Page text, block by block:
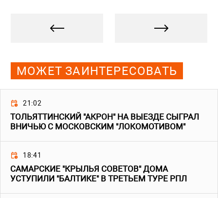
МОЖЕТ ЗАИНТЕРЕСОВАТЬ
21:02
ТОЛЬЯТТИНСКИЙ "АКРОН" НА ВЫЕЗДЕ СЫГРАЛ
ВНИЧЬЮ С МОСКОВСКИМ "ЛОКОМОТИВОМ"
18:41
САМАРСКИЕ "КРЫЛЬЯ СОВЕТОВ" ДОМА
УСТУПИЛИ "БАЛТИКЕ" В ТРЕТЬЕМ ТУРЕ РПЛ